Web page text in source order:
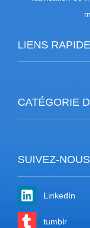
LIENS
CATÉGORIE
SUIVEZ-NOUS
LinkedIn
tumblr